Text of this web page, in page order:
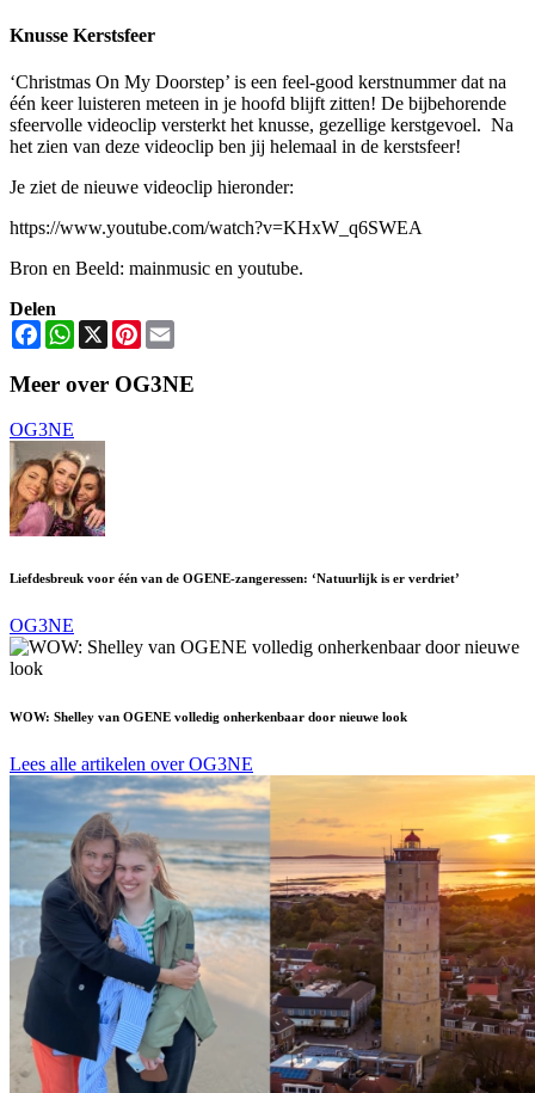
Knusse Kerstsfeer
‘Christmas On My Doorstep’ is een feel-good kerstnummer dat na
één keer luisteren meteen in je hoofd blijft zitten! De bijbehorende
sfeervolle videoclip versterkt het knusse, gezellige kerstgevoel. Na
het zien van deze videoclip ben jij helemaal in de kerstsfeer!
Je ziet de nieuwe videoclip hieronder:
https://www.youtube.com/watch?v=KHxW_q6SWEA
Bron en Beeld: mainmusic en youtube.
Delen
FacebookWhatsApp
X Pinterest
Meer over OG3NE
OG3NE
Liefdesbreuk voor één van de OGENE-zangeressen: ‘Natuurlijk is er verdriet’
OG3NE
WOW: Shelley van OGENE volledig onherkenbaar door nieuwe look
Lees alle artikelen over OG3NE